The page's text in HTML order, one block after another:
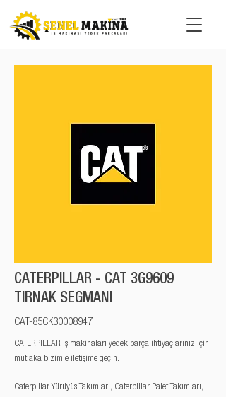
CATERPILLAR - CAT 3G9609
TIRNAK SEGMANI
CAT-85CK30008947
CATERPILLAR iş makinaları yedek parça ihtiyaçlarınız için
mutlaka bizimle iletişime geçin.
Caterpillar Yürüyüş Takımları, Caterpillar Palet Takımları,